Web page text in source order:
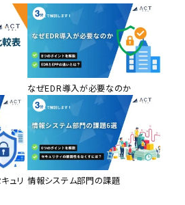
なぜEDR導入が必要なのか
ュリ 情報システム部門の課題